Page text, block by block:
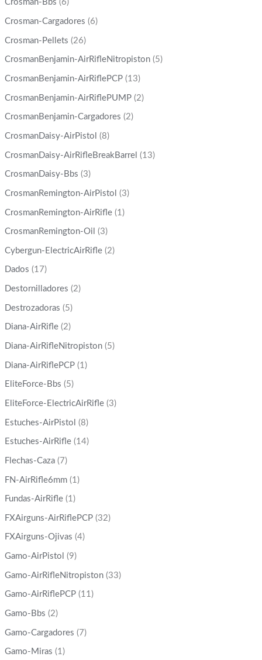
Crosman-Bbs (6)
Crosman-Cargadores (6)
Crosman-Pellets (26)
CrosmanBenjamin-AirRifleNitropiston (5)
CrosmanBenjamin-AirRiflePCP (13)
CrosmanBenjamin-AirRiflePUMP (2)
CrosmanBenjamin-Cargadores (2)
CrosmanDaisy-AirPistol (8)
CrosmanDaisy-AirRifleBreakBarrel (13)
CrosmanDaisy-Bbs (3)
CrosmanRemington-AirPistol (3)
CrosmanRemington-AirRifle (1)
CrosmanRemington-Oil (3)
Cybergun-ElectricAirRifle (2)
Dados (17)
Destornilladores (2)
Destrozadoras (5)
Diana-AirRifle (2)
Diana-AirRifleNitropiston (5)
Diana-AirRiflePCP (1)
EliteForce-Bbs (5)
EliteForce-ElectricAirRifle (3)
Estuches-AirPistol (8)
Estuches-AirRifle (14)
Flechas-Caza (7)
FN-AirRifle6mm (1)
Fundas-AirRifle (1)
FXAirguns-AirRiflePCP (32)
FXAirguns-Ojivas (4)
Gamo-AirPistol (9)
Gamo-AirRifleNitropiston (33)
Gamo-AirRiflePCP (11)
Gamo-Bbs (2)
Gamo-Cargadores (7)
Gamo-Miras (1)